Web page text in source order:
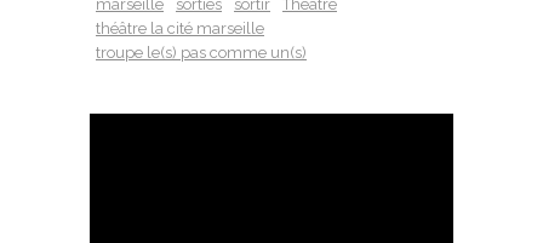
marseille
sorties sortir
Théâtre
théâtre la cité marseille
troupe le(s) pas comme un(s)